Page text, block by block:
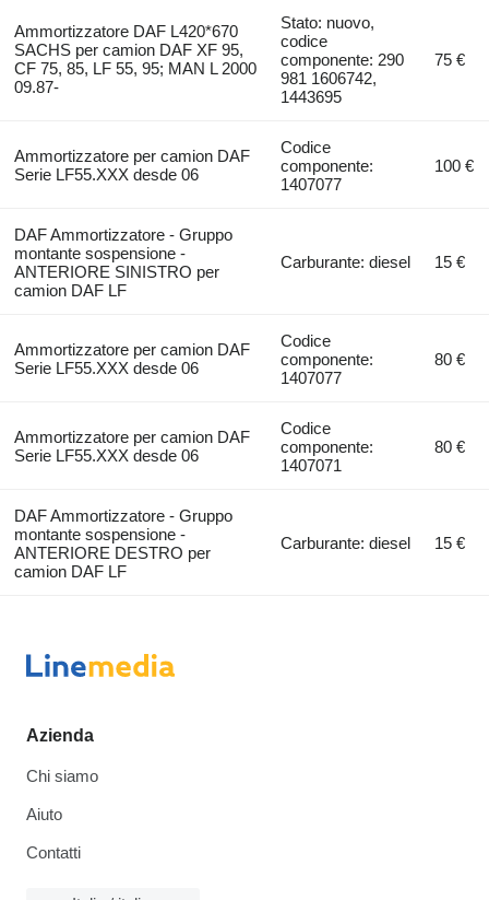
Ammortizzatore DAF L420*670
SACHS per camion DAF XF 95,
CF 75, 85, LF 55, 95; MAN L 2000
09.87-
Stato: nuovo,
codice
componente: 290
981 1606742,
1443695
75 €
Ammortizzatore per camion DAF
Serie LF55.XXX desde 06
Codice
componente:
1407077
100 €
DAF Ammortizzatore - Gruppo
montante sospensione -
ANTERIORE SINISTRO per
camion DAF LF
Carburante: diesel 15 €
Ammortizzatore per camion DAF
Serie LF55.XXX desde 06
Codice
componente:
1407077
80 €
Ammortizzatore per camion DAF
Serie LF55.XXX desde 06
Codice
componente:
1407071
80 €
DAF Ammortizzatore - Gruppo
montante sospensione -
ANTERIORE DESTRO per
camion DAF LF
Carburante: diesel 15 €
Azienda
Chi siamo
Aiuto
Contatti